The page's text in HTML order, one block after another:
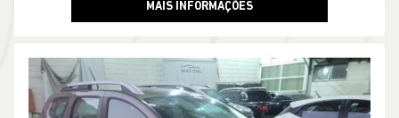
MAIS INFORMAÇÕES